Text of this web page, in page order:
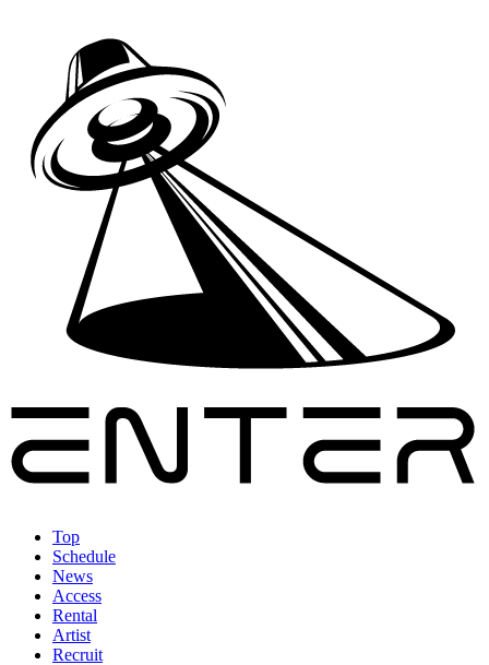
Top
Schedule
News
Access
Rental
Artist
Recruit